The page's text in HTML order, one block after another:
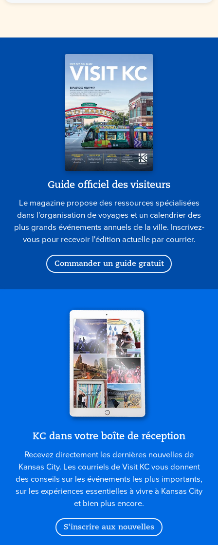
Guide officiel des visiteurs
Le magazine propose des ressources spécialisées
dans l'organisation de voyages et un calendrier des
plus grands événements annuels de la ville. Inscrivez-
vous pour recevoir l'édition actuelle par courrier.
Commander un guide gratuit
KC dans votre boîte de réception
Recevez directement les dernières nouvelles de
Kansas City. Les courriels de Visit KC vous donnent
des conseils sur les événements les plus importants,
sur les expériences essentielles à vivre à Kansas City
et bien plus encore.
S'inscrire aux nouvelles